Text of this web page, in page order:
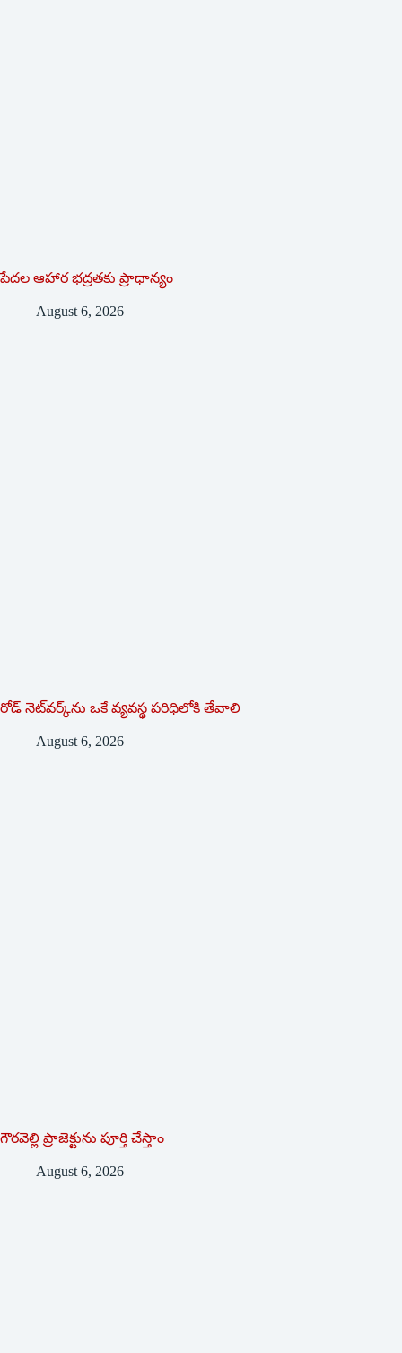
పేదల ఆహార భద్రతకు ప్రాధాన్యం
August 6, 2026
రోడ్ నెట్‌వర్క్‌ను ఒకే వ్య‌వ‌స్థ ప‌రిధిలోకి తేవాలి
August 6, 2026
గౌరవెల్లి ప్రాజెక్టును పూర్తి చేస్తాం
August 6, 2026